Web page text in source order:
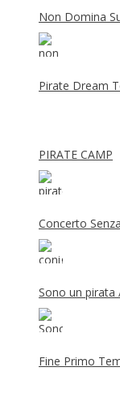
Non Domina
Pirate Dream
PIRATE CAMP
Concerto
Sono un pirata
Fine Primo